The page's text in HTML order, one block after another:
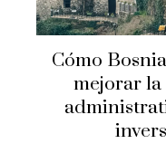
Cómo
mejorar